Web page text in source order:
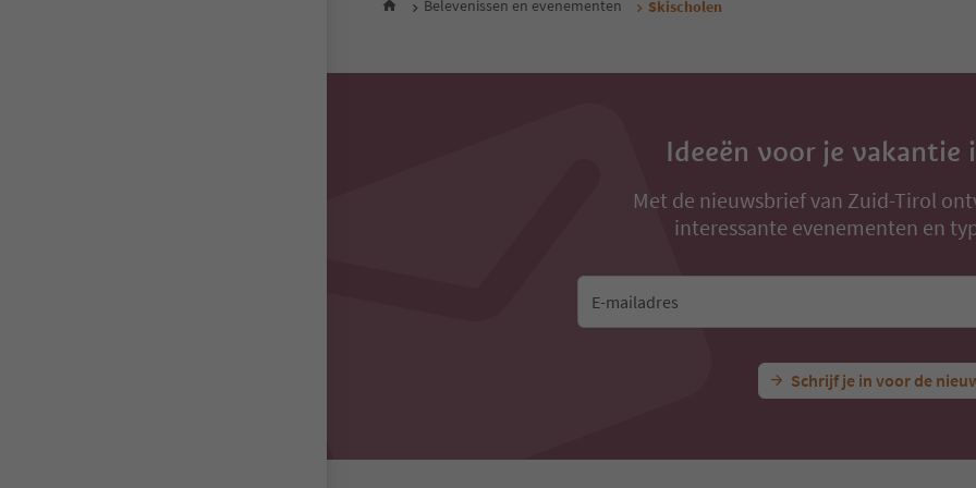
Belevenissen en evenementen Skischolen
Ideeën voor je vakantie
Met de nieuwsbrief van Zuid-Tirol
interessante evenementen en
E-mailadres
Schrijf je in voor de